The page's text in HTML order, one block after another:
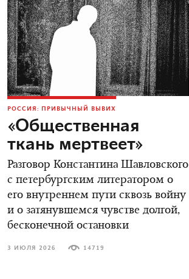
РОССИЯ: ПРИВЫЧНЫЙ ВЫВИХ
«Общественная
ткань мертвеет»
Разговор Константина Шавловского
с петербургским литератором о
его внутреннем пути сквозь войну
и о затянувшемся чувстве долгой,
бесконечной остановки
3 ИЮЛЯ 2026 14719